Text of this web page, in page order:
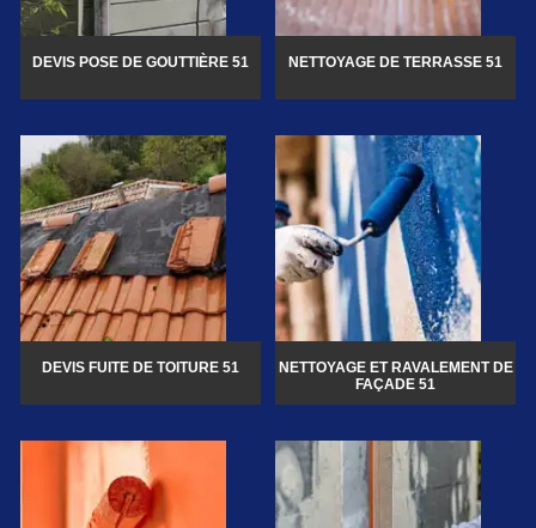
DEVIS POSE DE GOUTTIÈRE 51 NETTOYAGE DE TERRASSE 51
DEVIS FUITE DE TOITURE 51
NETTOYAGE ET RAVALEMENT DE
FAÇADE 51